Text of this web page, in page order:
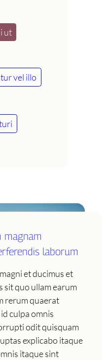
ut
vel illo
magnam
laborum
et ducimus et
sit quo ullam earum
rerum quaerat
culpa omnis
odit quisquam
explicabo itaque
itaque sint